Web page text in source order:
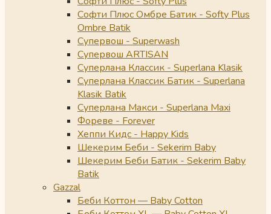
Софти Плюс Омбре Батик - Softy Plus
Ombre Batik
Супервош - Superwash
Супервош ARTISAN
Суперлана Классик - Superlana Klasik
Суперлана Классик Батик - Superlana
Klasik Batik
Суперлана Макси - Superlana Maxi
Фореве - Forever
Хеппи Кидс - Happy Kids
Шекерим Беби - Sekerim Baby
Шекерим Беби Батик - Sekerim Baby
Batik
Gazzal
Беби Коттон — Baby Cotton